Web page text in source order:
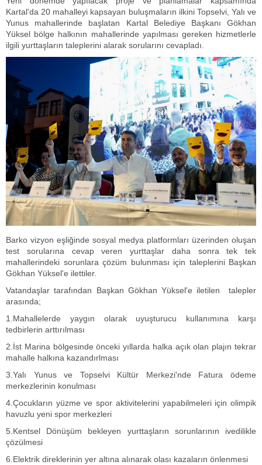
Kartal'da 20 mahalleyi kapsayan buluşmaların ilkini Topselvi, Yalı ve
Yunus mahallerinde başlatan Kartal Belediye Başkanı Gökhan
Yüksel bölge halkının mahallerinde yapılması gereken hizmetlerle
ilgili yurttaşların taleplerini alarak sorularını cevapladı.
Barko vizyon eşliğinde sosyal medya platformları üzerinden oluşan
test sorularına cevap veren yurttaşlar daha sonra tek tek
mahallerindeki sorunlara çözüm bulunması için taleplerini Başkan
Gökhan Yüksel'e ilettiler.
Vatandaşlar tarafından Başkan Gökhan Yüksel'e iletilen talepler
arasında;
1.Mahallelerde yaygın olarak uyuşturucu kullanımına karşı
tedbirlerin arttırılması
2.İst Marina bölgesinde önceki yıllarda halka açık olan plajın tekrar
mahalle halkına kazandırlması
3.Yalı Yunus ve Topselvi Kültür Merkezi'nde Fatura ödeme
merkezlerinin konulması
4.Çocukların yüzme ve spor aktivitelerini yapabilmeleri için olimpik
havuzlu yeni spor merkezleri
5.Kentsel Dönüşüm bekleyen yurttaşların sorunlarının ivedilikle
çözülmesi
6.Elektrik direklerinin yer altına alınarak olası kazaların önlenmesi